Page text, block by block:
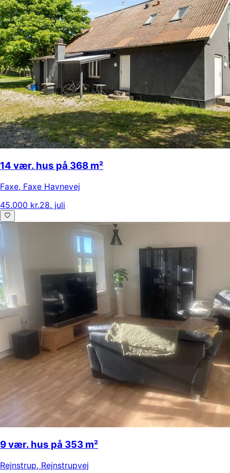
14 vær. hus på 368 m²
Faxe, Faxe Havnevej
45.000 kr.28. juli
9 vær. hus på 353 m²
Rejnstrup, Rejnstrupvej